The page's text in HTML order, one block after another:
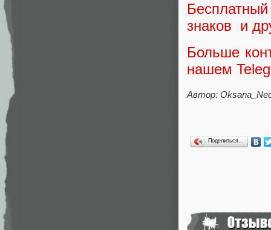
знаков и
Больше
нашем
Автор:
Поделиться…